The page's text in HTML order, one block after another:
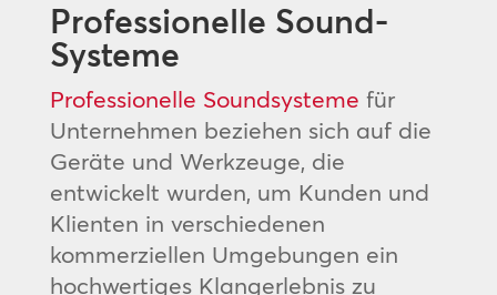
Professionelle Sound-
Systeme
Professionelle Soundsysteme für
Unternehmen beziehen sich auf die
Geräte und Werkzeuge, die
entwickelt wurden, um Kunden und
Klienten in verschiedenen
kommerziellen Umgebungen ein
hochwertiges Klangerlebnis zu